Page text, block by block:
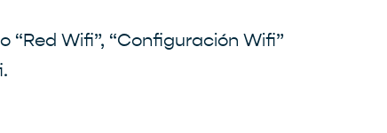
Wifi”, “Configuración Wifi”